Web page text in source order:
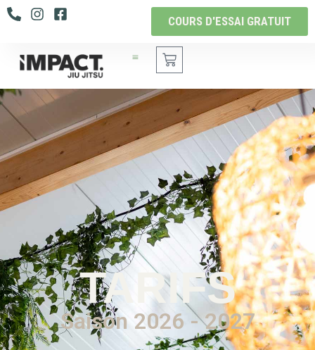
COURS D'ESSAI GRATUIT
TARIFS
Saison 2026 - 2027